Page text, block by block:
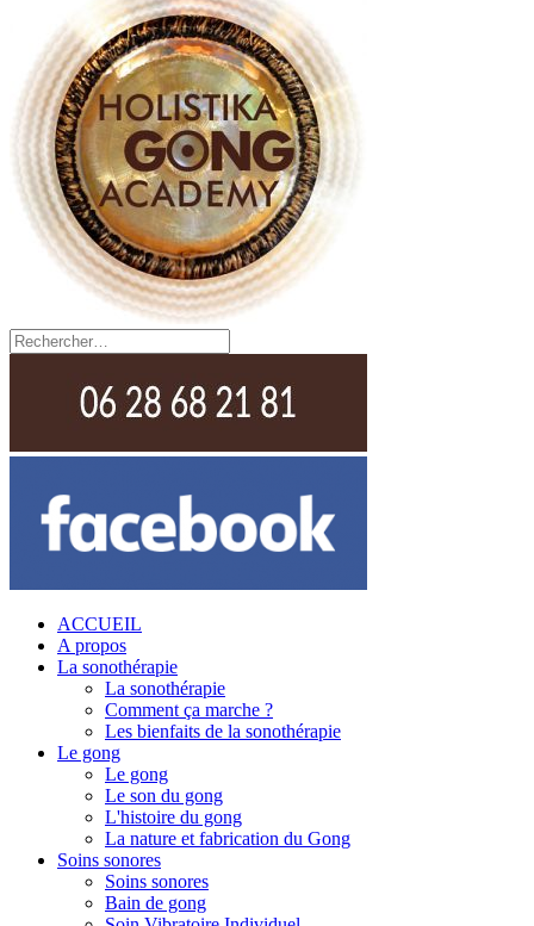
ACCUEIL
A propos
La sonothérapie
La sonothérapie
Comment ça marche ?
Les bienfaits de la sonothérapie
Le gong
Le gong
Le son du gong
L'histoire du gong
La nature et fabrication du Gong
Soins sonores
Soins sonores
Bain de gong